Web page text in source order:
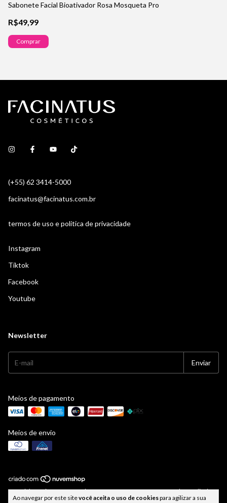
Ao navegar por este sitevocê aceita o uso de cookiespara agilizar a sua
Sabonete Facial Bioativador Rosa Mosqueta Pro
R$49,99
Comprar
(+55) 62 3414-5000
facinatus@facinatus.com.br
termos de uso e politica de privacidade
Instagram
Tiktok
Facebook
Youtube
Newsletter
Meios de pagamento
Meios de envio
Copyright Facinatus Cosméticos - 43382179000100 - 2026. Todos os direitos
reservados.